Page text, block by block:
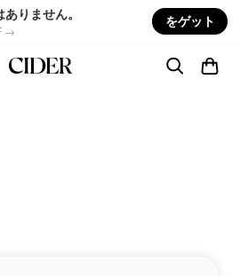
りません。
→
をゲット